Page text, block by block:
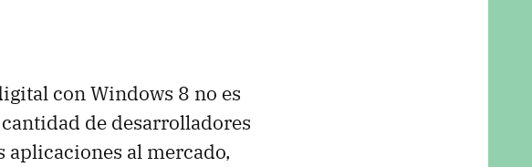
con Windows 8 no es
de desarrolladores
aplicaciones al mercado,